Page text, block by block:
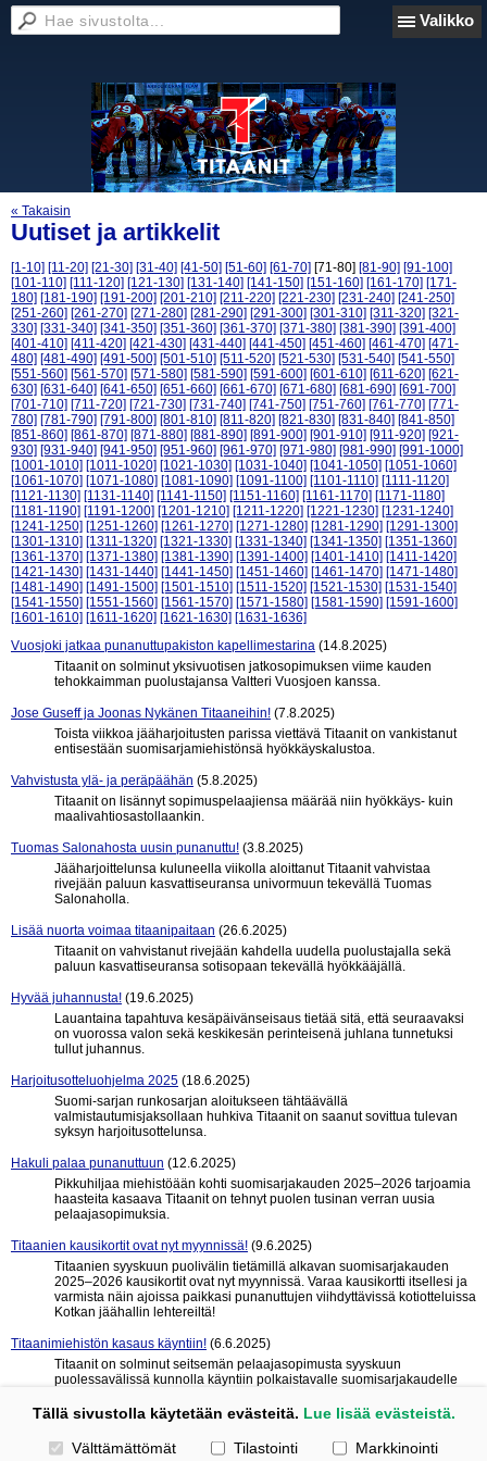
Valikko
« Takaisin
Uutiset ja artikkelit
[1-10] [11-20] [21-30] [31-40] [41-50] [51-60] [61-70] [71-80] [81-90] [91-100]
[101-110] [111-120] [121-130] [131-140] [141-150] [151-160] [161-170] [171-
180] [181-190] [191-200] [201-210] [211-220] [221-230] [231-240] [241-250]
[251-260] [261-270] [271-280] [281-290] [291-300] [301-310] [311-320] [321-
330] [331-340] [341-350] [351-360] [361-370] [371-380] [381-390] [391-400]
[401-410] [411-420] [421-430] [431-440] [441-450] [451-460] [461-470] [471-
480] [481-490] [491-500] [501-510] [511-520] [521-530] [531-540] [541-550]
[551-560] [561-570] [571-580] [581-590] [591-600] [601-610] [611-620] [621-
630] [631-640] [641-650] [651-660] [661-670] [671-680] [681-690] [691-700]
[701-710] [711-720] [721-730] [731-740] [741-750] [751-760] [761-770] [771-
780] [781-790] [791-800] [801-810] [811-820] [821-830] [831-840] [841-850]
[851-860] [861-870] [871-880] [881-890] [891-900] [901-910] [911-920] [921-
930] [931-940] [941-950] [951-960] [961-970] [971-980] [981-990] [991-1000]
[1001-1010] [1011-1020] [1021-1030] [1031-1040] [1041-1050] [1051-1060]
[1061-1070] [1071-1080] [1081-1090] [1091-1100] [1101-1110] [1111-1120]
[1121-1130] [1131-1140] [1141-1150] [1151-1160] [1161-1170] [1171-1180]
[1181-1190] [1191-1200] [1201-1210] [1211-1220] [1221-1230] [1231-1240]
[1241-1250] [1251-1260] [1261-1270] [1271-1280] [1281-1290] [1291-1300]
[1301-1310] [1311-1320] [1321-1330] [1331-1340] [1341-1350] [1351-1360]
[1361-1370] [1371-1380] [1381-1390] [1391-1400] [1401-1410] [1411-1420]
[1421-1430] [1431-1440] [1441-1450] [1451-1460] [1461-1470] [1471-1480]
[1481-1490] [1491-1500] [1501-1510] [1511-1520] [1521-1530] [1531-1540]
[1541-1550] [1551-1560] [1561-1570] [1571-1580] [1581-1590] [1591-1600]
[1601-1610] [1611-1620] [1621-1630] [1631-1636]
Vuosjoki jatkaa punanuttupakiston kapellimestarina (14.8.2025)
Titaanit on solminut yksivuotisen jatkosopimuksen viime kauden
tehokkaimman puolustajansa Valtteri Vuosjoen kanssa.
Jose Guseff ja Joonas Nykänen Titaaneihin! (7.8.2025)
Toista viikkoa jääharjoitusten parissa viettävä Titaanit on vankistanut
entisestään suomisarjamiehistönsä hyökkäyskalustoa.
Vahvistusta ylä- ja peräpäähän (5.8.2025)
Titaanit on lisännyt sopimuspelaajiensa määrää niin hyökkäys- kuin
maalivahtiosastollaankin.
Tuomas Salonahosta uusin punanuttu! (3.8.2025)
Jääharjoittelunsa kuluneella viikolla aloittanut Titaanit vahvistaa
rivejään paluun kasvattiseuransa univormuun tekevällä Tuomas
Salonaholla.
Lisää nuorta voimaa titaanipaitaan (26.6.2025)
Titaanit on vahvistanut rivejään kahdella uudella puolustajalla sekä
paluun kasvattiseuransa sotisopaan tekevällä hyökkääjällä.
Hyvää juhannusta! (19.6.2025)
Lauantaina tapahtuva kesäpäivänseisaus tietää sitä, että seuraavaksi
on vuorossa valon sekä keskikesän perinteisenä juhlana tunnetuksi
tullut juhannus.
Harjoitusotteluohjelma 2025 (18.6.2025)
Suomi-sarjan runkosarjan aloitukseen tähtäävällä
valmistautumisjaksollaan huhkiva Titaanit on saanut sovittua tulevan
syksyn harjoitusottelunsa.
Hakuli palaa punanuttuun (12.6.2025)
Pikkuhiljaa miehistöään kohti suomisarjakauden 2025–2026 tarjoamia
haasteita kasaava Titaanit on tehnyt puolen tusinan verran uusia
pelaajasopimuksia.
Titaanien kausikortit ovat nyt myynnissä! (9.6.2025)
Titaanien syyskuun puolivälin tietämillä alkavan suomisarjakauden
2025–2026 kausikortit ovat nyt myynnissä. Varaa kausikortti itsellesi ja
varmista näin ajoissa paikkasi punanuttujen viihdyttävissä kotiotteluissa
Kotkan jäähallin lehtereiltä!
Titaanimiehistön kasaus käyntiin! (6.6.2025)
Titaanit on solminut seitsemän pelaajasopimusta syyskuun
puolessavälissä kunnolla käyntiin polkaistavalle suomisarjakaudelle
seuraavat 10 »
Tällä sivustolla käytetään evästeitä. Lue lisää evästeistä.
Valitse käytettävät evästeet
Välttämättömät Tilastointi Markkinointi